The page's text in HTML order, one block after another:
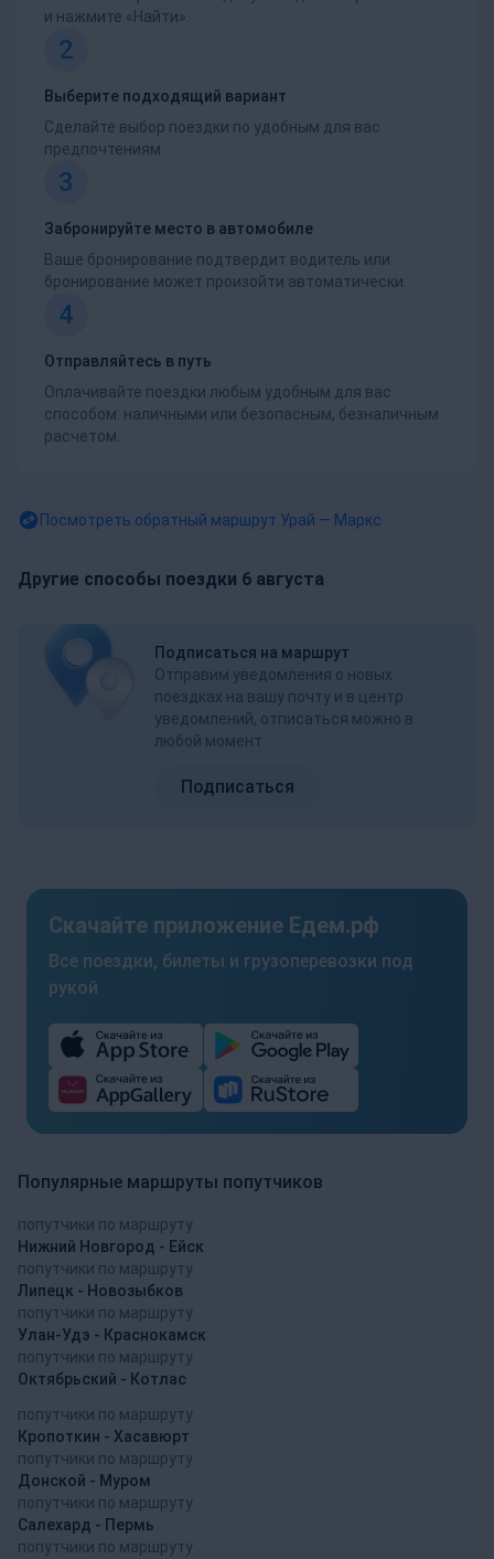
и нажмите «Найти».
2
Выберите подходящий вариант
Сделайте выбор поездки по удобным для вас
предпочтениям.
3
Забронируйте место в автомобиле
Ваше бронирование подтвердит водитель или
бронирование может произойти автоматически.
4
Отправляйтесь в путь
Оплачивайте поездки любым удобным для вас
способом: наличными или безопасным, безналичным
расчетом.
Посмотреть обратный маршрут Урай — Маркс
Другие способы поездки 6 августа
Подписаться на маршрут
Отправим уведомления о новых
поездках на вашу почту и в центр
уведомлений, отписаться можно в
любой момент
Подписаться
Скачайте приложение Едем.рф
Все поездки, билеты и грузоперевозки под
рукой
Популярные маршруты попутчиков
попутчики по маршруту
Нижний Новгород - Ейск
попутчики по маршруту
Липецк - Новозыбков
попутчики по маршруту
Улан-Удэ - Краснокамск
попутчики по маршруту
Октябрьский - Котлас
попутчики по маршруту
Кропоткин - Хасавюрт
попутчики по маршруту
Донской - Муром
попутчики по маршруту
Салехард - Пермь
попутчики по маршруту